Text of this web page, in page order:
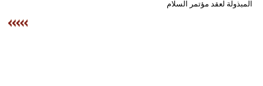
المبذولة لعقد مؤتمر السلام